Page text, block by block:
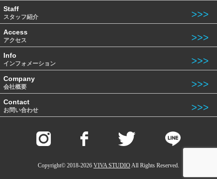
Staff
スタッフ紹介
Access
アクセス
Info
インフォメーション
Company
会社概要
Contact
お問い合わせ
Copyright© 2018-2026 VIVA STUDIOAll Rights Reserved.